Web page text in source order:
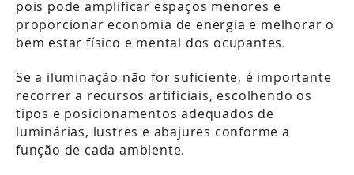
pois pode amplificar espaços menores e
proporcionar economia de energia e melhorar o
bem estar físico e mental dos ocupantes.
Se a iluminação não for suficiente, é importante
recorrer a recursos artificiais, escolhendo os
tipos e posicionamentos adequados de
luminárias, lustres e abajures conforme a
função de cada ambiente.